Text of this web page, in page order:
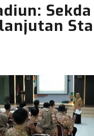
berjalan dengan
perawatan
Sekda